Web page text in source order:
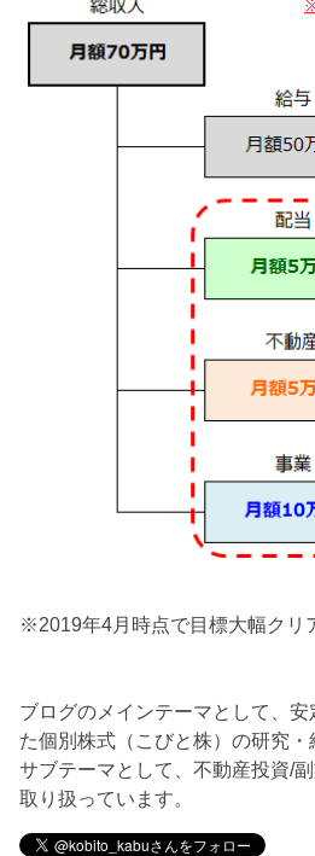
※2019年4月時点で目標大幅クリ
ブログのメインテーマとして、
た個別株式（こびと株）の研究・
サブテーマとして、不動産投資/
取り扱っています。